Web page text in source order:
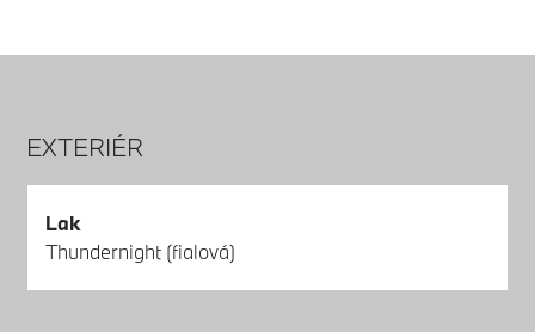
EXTERIÉR
Lak
Thundernight (fialová)